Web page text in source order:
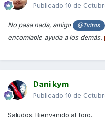
Publicado 10 de
No pasa nada, amigo @Tiritos
encomiable ayuda a los demás.
Dani kym
Publicado 10 de
Saludos. Bienvenido al foro.